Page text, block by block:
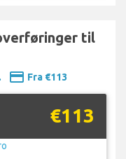
til
payment Fra €113
€113